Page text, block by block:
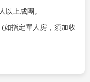
人以上成團。
(如指定單人房，須加收